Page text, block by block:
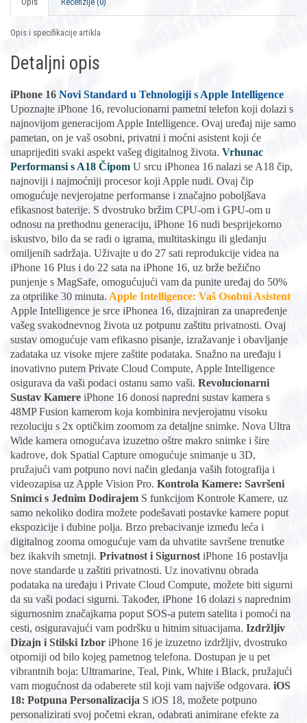
Opis i specifikacije artikla
Detaljni opis
iPhone 16 Novi Standard u Tehnologiji s Apple Intelligence
Upoznajte iPhone 16, revolucionarni pametni telefon koji dolazi s
najnovijom generacijom Apple Intelligence. Ovaj uređaj nije samo
pametan, on je vaš osobni, privatni i moćni asistent koji će
unaprijediti svaki aspekt vašeg digitalnog života. Vrhunac
Performansi s A18 Čipom U srcu iPhonea 16 nalazi se A18 čip,
najnoviji i najmoćniji procesor koji Apple nudi. Ovaj čip
omogućuje nevjerojatne performanse i značajno poboljšava
efikasnost baterije. S dvostruko bržim CPU-om i GPU-om u
odnosu na prethodnu generaciju, iPhone 16 nudi besprijekorno
iskustvo, bilo da se radi o igrama, multitaskingu ili gledanju
omiljenih sadržaja. Uživajte u do 27 sati reprodukcije videa na
iPhone 16 Plus i do 22 sata na iPhone 16, uz brže bežično
punjenje s MagSafe, omogućujući vam da punite uređaj do 50%
za otprilike 30 minuta. Apple Intelligence: Vaš Osobni Asistent
Apple Intelligence je srce iPhonea 16, dizajniran za unapređenje
vašeg svakodnevnog života uz potpunu zaštitu privatnosti. Ovaj
sustav omogućuje vam efikasno pisanje, izražavanje i obavljanje
zadataka uz visoke mjere zaštite podataka. Snažno na uređaju i
inovativno putem Private Cloud Compute, Apple Intelligence
osigurava da vaši podaci ostanu samo vaši. Revolucionarni
Sustav Kamere iPhone 16 donosi napredni sustav kamera s
48MP Fusion kamerom koja kombinira nevjerojatnu visoku
rezoluciju s 2x optičkim zoomom za detaljne snimke. Nova Ultra
Wide kamera omogućava izuzetno oštre makro snimke i šire
kadrove, dok Spatial Capture omogućuje snimanje u 3D,
pružajući vam potpuno novi način gledanja vaših fotografija i
videozapisa uz Apple Vision Pro. Kontrola Kamere: Savršeni
Snimci s Jednim Dodirajem S funkcijom Kontrole Kamere, uz
samo nekoliko dodira možete podešavati postavke kamere poput
ekspozicije i dubine polja. Brzo prebacivanje između leća i
digitalnog zooma omogućuje vam da uhvatite savršene trenutke
bez ikakvih smetnji. Privatnost i Sigurnost iPhone 16 postavlja
nove standarde u zaštiti privatnosti. Uz inovativnu obrada
podataka na uređaju i Private Cloud Compute, možete biti sigurni
da su vaši podaci sigurni. Također, iPhone 16 dolazi s naprednim
sigurnosnim značajkama poput SOS-a putem satelita i pomoći na
cesti, osiguravajući vam podršku u hitnim situacijama. Izdržljiv
Dizajn i Stilski Izbor iPhone 16 je izuzetno izdržljiv, dvostruko
otporniji od bilo kojeg pametnog telefona. Dostupan je u pet
vibrantnih boja: Ultramarine, Teal, Pink, White i Black, pružajući
vam mogućnost da odaberete stil koji vam najviše odgovara. iOS
18: Potpuna Personalizacija S iOS 18, možete potpuno
personalizirati svoj početni ekran, odabrati animirane efekte za